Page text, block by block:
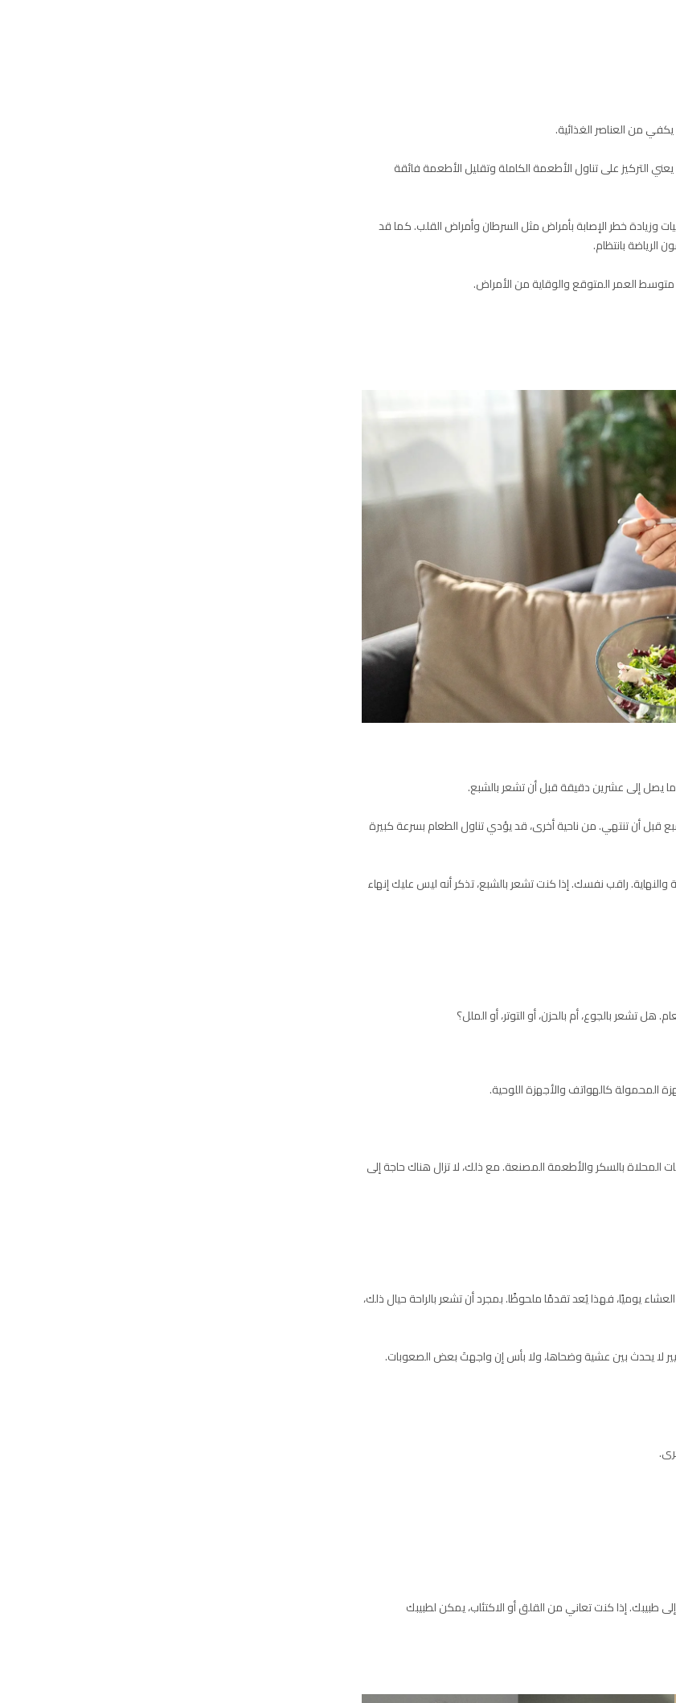
من العناصر الغذائية.
التركيز على تناول الأطعمة الكاملة وتقليل الأطعمة فائقة
وزيادة خطر الإصابة بأمراض مثل السرطان وأمراض القلب. كما قد
الرياضة بانتظام.
متوسط ​​العمر المتوقع والوقاية من الأمراض.
ما يصل إلى عشرين دقيقة قبل أن تشعر بالشبع.
أن تنتهي. من ناحية أخرى، قد يؤدي تناول الطعام بسرعة كبيرة
راقب نفسك. إذا كنت تشعر بالشبع، تذكر أنه ليس عليك إنهاء
تشعر بالجوع، أم بالحزن، أو التوتر، أو الملل؟
المحمولة كالهواتف والأجهزة اللوحية.
المحلاة بالسكر والأطعمة المصنعة. مع ذلك، لا تزال هناك حاجة إلى
يوميًا، فهذا يُعد تقدمًا ملحوظًا. بمجرد أن تشعر بالراحة حيال ذلك،
لا يحدث بين عشية وضحاها، ولا بأس إن واجهتَ بعض الصعوبات.
طبيبك. إذا كنت تعاني من القلق أو الاكتئاب، يمكن لطبيبك